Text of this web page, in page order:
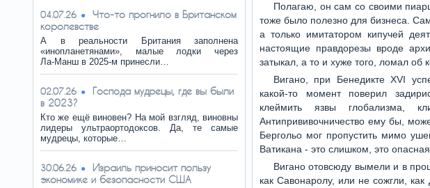
04.07.26
Что-то прогнило в Британском
королевстве
А в реальности Британия заполнена
«инопланетянами», малые лодки через
Ла‑Манш в 2025‑м принесли…
02.07.26
Господа мудрецы, где вы были
в 2023?
Кто же ещё виновен? На мой взгляд, виновны
лидеры ультраортодоксов. Да, те самые
мудрецы, которые…
30.06.26
Израиль приносит пользу
экономике и безопасности США
Полагаю, он сам со своими
тоже было полезно для бизнеса.
а только имитатором кипучей
настоящие правдорезы вроде
затыкал, а то и хуже того, ломал об
Вигано, при Бенедикте XVI
какой-то момент поверил
клеймить язвы глобализма,
Антипрививочничество ему бы,
Бергольо мог пропустить мимо
Ватикана - это слишком, это
Вигано отовсюду вымели и в
как Савонаролу, или не сожгли,